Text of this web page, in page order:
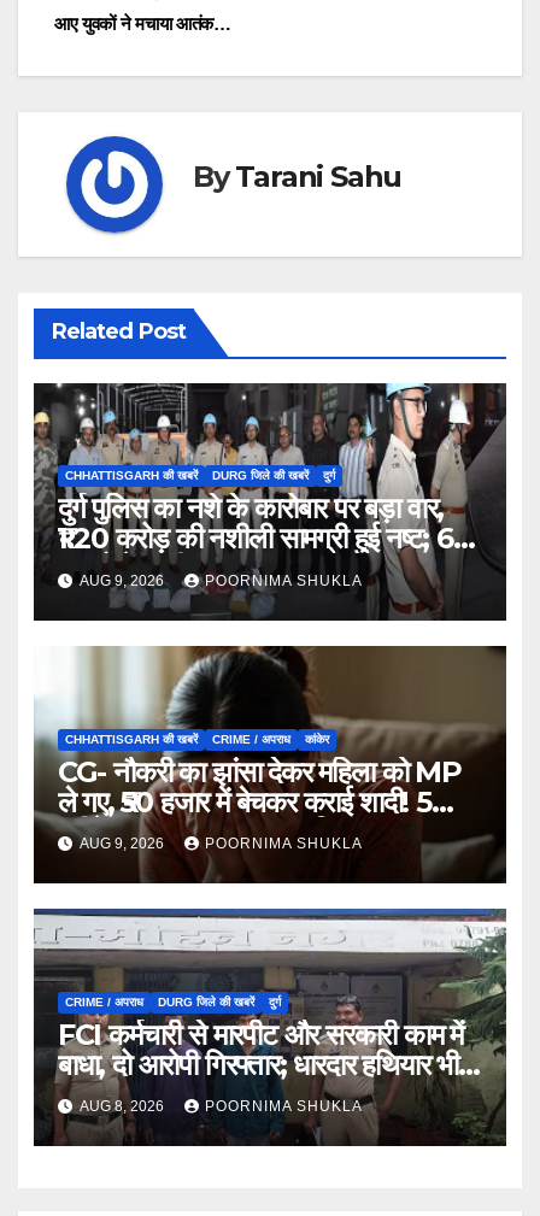
navigation
आए युवकों ने मचाया आतंक…
ByTarani Sahu
Related Post
CHHATTISGARH की खबरें DURG जिले की खबरें दुर्ग
दुर्ग पुलिस का नशे के कारोबार पर बड़ा वार,
₹1.20 करोड़ की नशीली सामग्री हुई नष्ट; 66
मामलों में जब्ती…
AUG 9, 2026 POORNIMA SHUKLA
CHHATTISGARH की खबरें CRIME / अपराध कांकेर
CG- नौकरी का झांसा देकर महिला को MP
ले गए, ₹50 हजार में बेचकर कराई शादी! 5
महीने बाद खुला पूरा राज, 3 गिरफ्तार…
AUG 9, 2026 POORNIMA SHUKLA
CRIME / अपराध DURG जिले की खबरें दुर्ग
FCI कर्मचारी से मारपीट और सरकारी काम में
बाधा, दो आरोपी गिरफ्तार; धारदार हथियार भी
जब्त…
AUG 8, 2026 POORNIMA SHUKLA